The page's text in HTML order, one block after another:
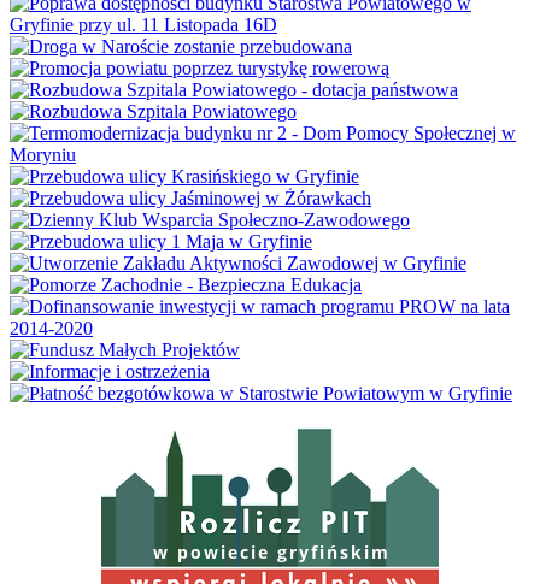
w powiecie gryfińskim